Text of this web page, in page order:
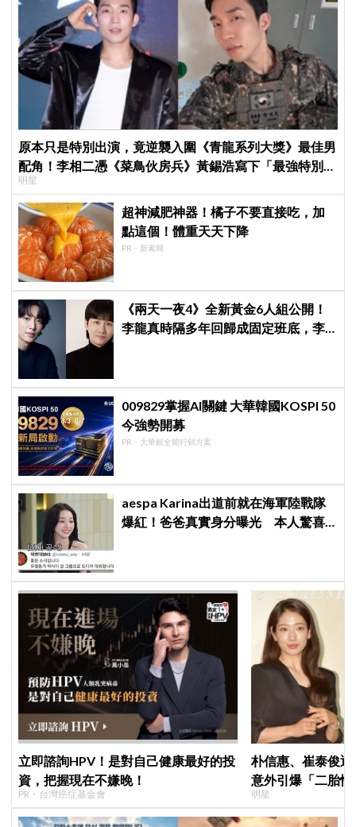
原本只是特別出演，竟逆襲入圍《青龍系列大獎》最佳男
配角！李相二憑《菜鳥伙房兵》黃錫浩寫下「最強特別出
演」傳奇
明星
超神減肥神器！橘子不要直接吃，加
點這個！體重天天下降
PR・新素簡
《兩天一夜4》全新黃金6人組公開！
李龍真時隔多年回歸成固定班底，李
009829掌握AI關鍵 大華韓國KOSPI 50
今強勢開募
PR・大華銀全能行銷方案
aespa Karina出道前就在海軍陸戰隊
爆紅！爸爸真實身分曝光 本人驚喜
立即諮詢HPV！是對自己健康最好的投
資，把握現在不嫌晚！
PR・台灣癌症基金會
朴信惠、崔泰俊
意外引爆「二胎
明星